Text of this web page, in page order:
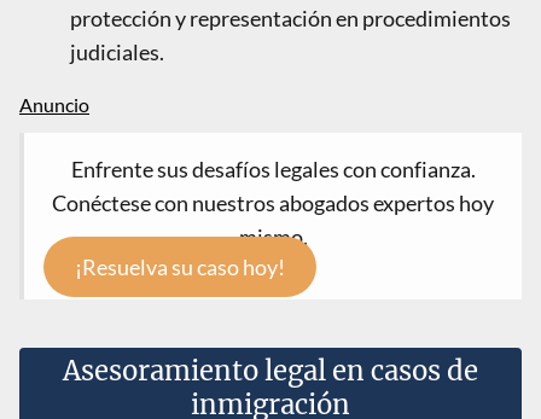
protección y representación en procedimientos
judiciales.
Enfrente sus desafíos legales con confianza.
Conéctese con nuestros abogados expertos hoy
mismo.
¡Resuelva su caso hoy!
Asesoramiento legal en casos de
inmigración